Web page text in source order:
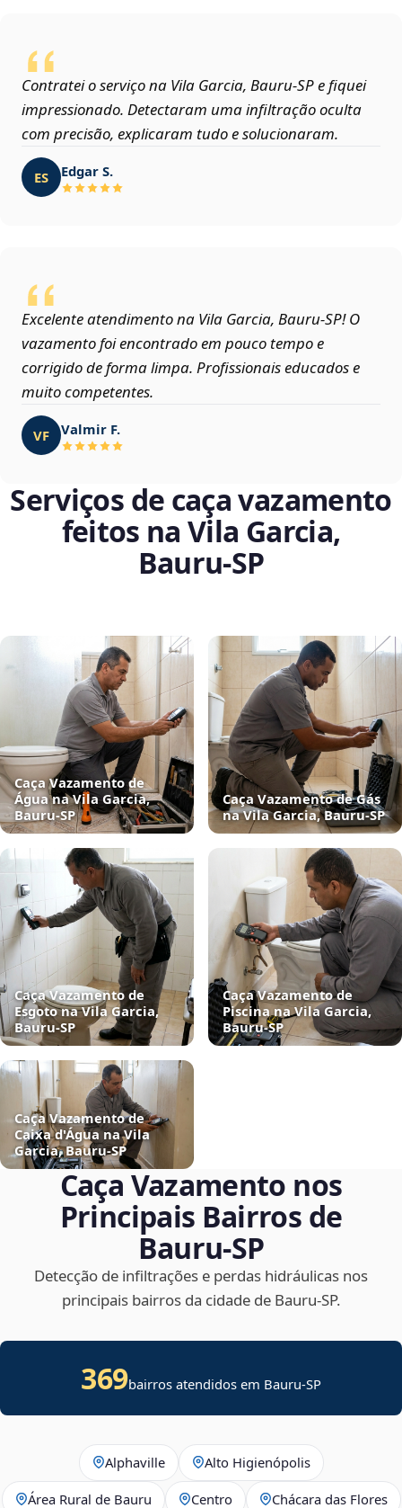
Contratei o serviço na Vila Garcia, Bauru‑SP e fiquei
impressionado. Detectaram uma infiltração oculta
com precisão, explicaram tudo e solucionaram.
ES Edgar S.
Excelente atendimento na Vila Garcia, Bauru‑SP! O
vazamento foi encontrado em pouco tempo e
corrigido de forma limpa. Profissionais educados e
muito competentes.
VF Valmir F.
Serviços de caça vazamento
feitos na Vila Garcia,
Bauru‑SP
Caça Vazamento de
Água na Vila Garcia,
Bauru‑SP
Caça Vazamento de Gás
na Vila Garcia, Bauru‑SP
Caça Vazamento de
Esgoto na Vila Garcia,
Bauru‑SP
Caça Vazamento de
Piscina na Vila Garcia,
Bauru‑SP
Caça Vazamento de
Caixa d'Água na Vila
Garcia, Bauru‑SP
Caça Vazamento nos
Principais Bairros de
Bauru‑SP
Detecção de infiltrações e perdas hidráulicas nos
principais bairros da cidade de Bauru‑SP.
369bairros atendidos em Bauru-SP
Alphaville Alto Higienópolis
Área Rural de Bauru Centro Chácara das Flores